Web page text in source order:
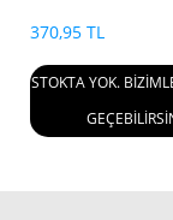
370,95 TL
STOKTA YOK.